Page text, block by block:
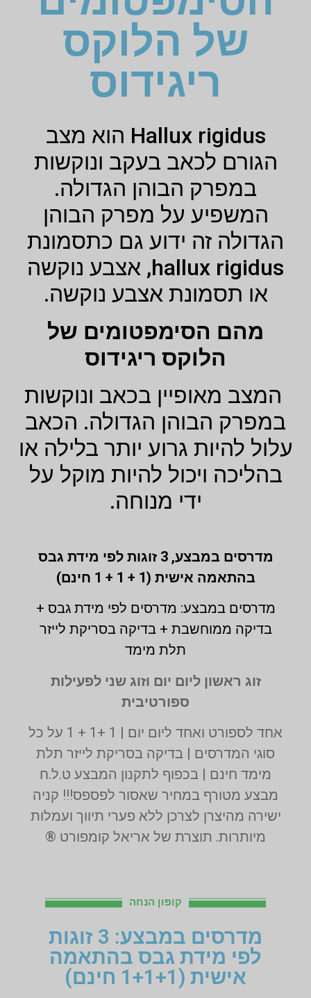
של הלוקס
ריגידוס
Hallux rigidus הוא מצב
הגורם לכאב בעקב ונוקשות
במפרק הבוהן הגדולה.
המשפיע על מפרק הבוהן
הגדולה זה ידוע גם כתסמונת
hallux rigidus, אצבע נוקשה
או תסמונת אצבע נוקשה.
מהם הסימפטומים של
הלוקס ריגידוס
המצב מאופיין בכאב ונוקשות
במפרק הבוהן הגדולה. הכאב
עלול להיות גרוע יותר בלילה או
בהליכה ויכול להיות מוקל על
ידי מנוחה.
מדרסים במבצע,
3 זוגות לפי מידת גבס
בהתאמה אישית (1 + 1 + 1 חינם)
מדרסים במבצע: מדרסים לפי מידת גבס +
בדיקה ממוחשבת + בדיקה בסריקת לייזר
תלת מימד
זוג ראשון ליום יום וזוג שני לפעילות
ספורטיבית
אחד לספורט ואחד ליום יום | 1 +1 + 1 על כל
סוגי המדרסים | בדיקה בסריקת לייזר תלת
מימד חינם | בכפוף לתקנון המבצע ט.ל.ח
מבצע מטורף במחיר שאסור לפספס!!! קניה
ישירה מהיצרן לצרכן ללא פערי תיווך ועמלות
מיותרות. תוצרת של אריאל קומפורט ®
קופון הנחה
מדרסים במבצע: 3 זוגות
לפי מידת גבס בהתאמה
אישית (1+1+1 חינם)